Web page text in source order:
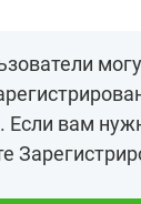
Если вам